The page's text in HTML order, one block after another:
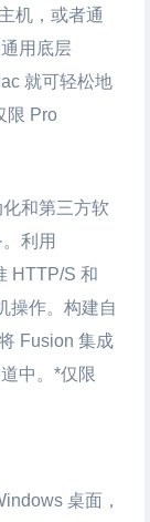
机，或者通
用底层
就可轻松地
限 Pro
和第三方软
利用
HTTP/S 和
操作。构建自
Fusion 集成
中。*仅限
桌面，